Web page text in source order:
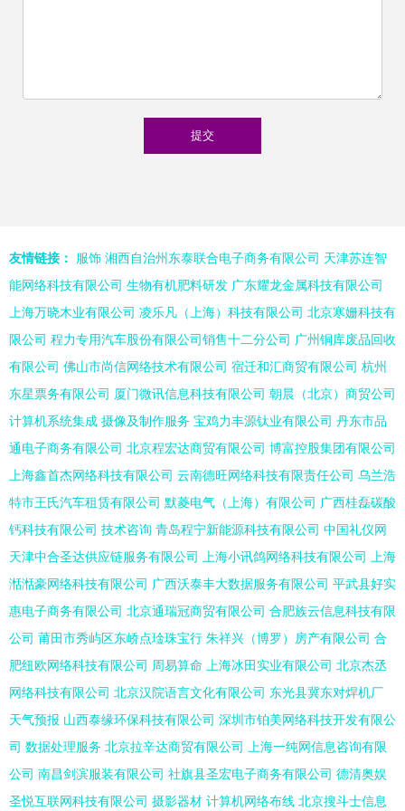
友情链接： 服饰 湘西自治州东泰联合电子商务有限公司 天津苏连智
能网络科技有限公司 生物有机肥料研发 广东耀龙金属科技有限公司
上海万晓木业有限公司 凌乐凡（上海）科技有限公司 北京寒姗科技有
限公司 程力专用汽车股份有限公司销售十二分公司 广州铜库废品回收
有限公司 佛山市尚信网络技术有限公司 宿迁和汇商贸有限公司 杭州
东星票务有限公司 厦门微讯信息科技有限公司 朝晨（北京）商贸公司
计算机系统集成 摄像及制作服务 宝鸡力丰源钛业有限公司 丹东市品
通电子商务有限公司 北京程宏达商贸有限公司 博富控股集团有限公司
上海鑫首杰网络科技有限公司 云南德旺网络科技有限责任公司 乌兰浩
特市王氏汽车租赁有限公司 默菱电气（上海）有限公司 广西桂磊碳酸
钙科技有限公司 技术咨询 青岛程宁新能源科技有限公司 中国礼仪网
天津中合圣达供应链服务有限公司
上海小讯鸽网络科技有限公司
上海
湉湉豪网络科技有限公司 广西沃泰丰大数据服务有限公司 平武县好实
惠电子商务有限公司 北京通瑞冠商贸有限公司 合肥族云信息科技有限
公司 莆田市秀屿区东峤点琻珠宝行 朱祥兴（博罗）房产有限公司 合
肥纽欧网络科技有限公司 周易算命 上海冰田实业有限公司 北京杰丞
网络科技有限公司 北京汉院语言文化有限公司 东光县冀东对焊机厂
天气预报 山西泰缘环保科技有限公司 深圳市铂美网络科技开发有限公
司 数据处理服务 北京拉辛达商贸有限公司
上海一纯网信息咨询有限
公司 南昌剑滨服装有限公司 社旗县圣宏电子商务有限公司 德清奥娱
圣悦互联网科技有限公司 摄影器材 计算机网络布线 北京搜斗士信息